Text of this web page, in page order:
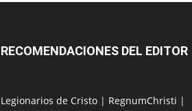
RECOMENDACIONES DEL EDITOR
Legionarios de Cristo | RegnumChristi |